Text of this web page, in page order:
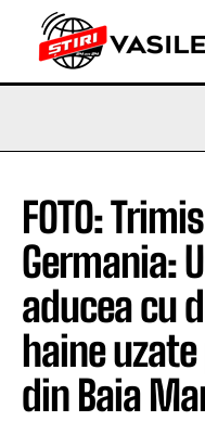
FOTO:
Germania:
aducea cu
haine
din Baia